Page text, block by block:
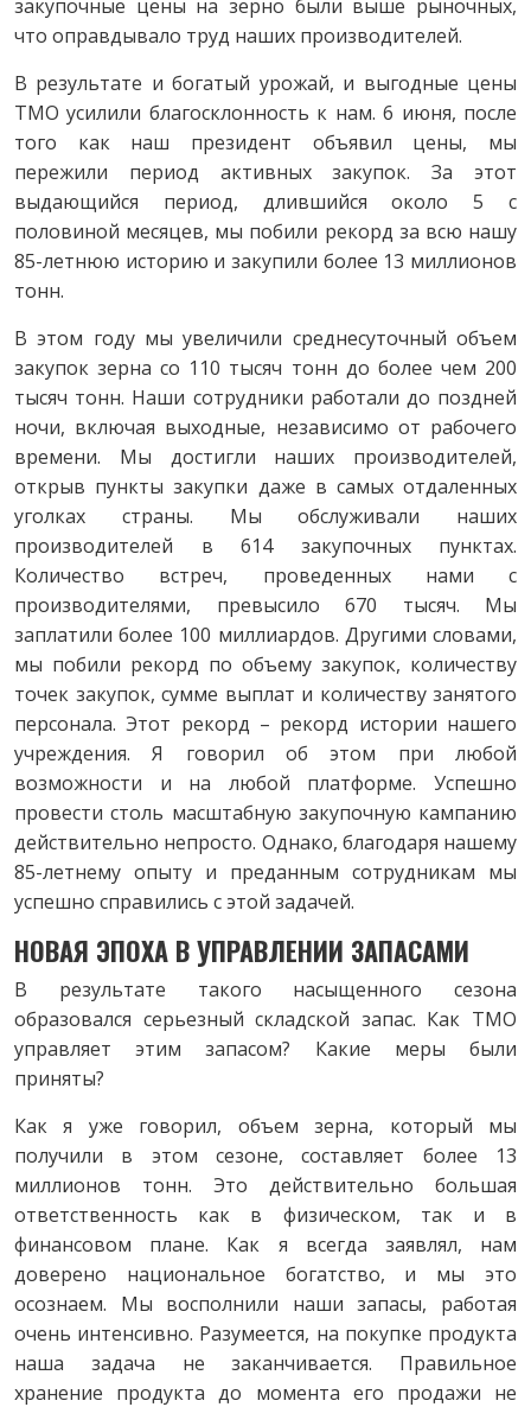
закупочные цены на зерно были выше рыночных,
что оправдывало труд наших производителей.
В результате и богатый урожай, и выгодные цены
ТМО усилили благосклонность к нам. 6 июня, после
того как наш президент объявил цены, мы
пережили период активных закупок. За этот
выдающийся период, длившийся около 5 с
половиной месяцев, мы побили рекорд за всю нашу
85-летнюю историю и закупили более 13 миллионов
тонн.
В этом году мы увеличили среднесуточный объем
закупок зерна со 110 тысяч тонн до более чем 200
тысяч тонн. Наши сотрудники работали до поздней
ночи, включая выходные, независимо от рабочего
времени. Мы достигли наших производителей,
открыв пункты закупки даже в самых отдаленных
уголках страны. Мы обслуживали наших
производителей в 614 закупочных пунктах.
Количество встреч, проведенных нами с
производителями, превысило 670 тысяч. Мы
заплатили более 100 миллиардов. Другими словами,
мы побили рекорд по объему закупок, количеству
точек закупок, сумме выплат и количеству занятого
персонала. Этот рекорд – рекорд истории нашего
учреждения. Я говорил об этом при любой
возможности и на любой платформе. Успешно
провести столь масштабную закупочную кампанию
действительно непросто. Однако, благодаря нашему
85-летнему опыту и преданным сотрудникам мы
успешно справились с этой задачей.
НОВАЯ ЭПОХА В УПРАВЛЕНИИ ЗАПАСАМИ
В результате такого насыщенного сезона
образовался серьезный складской запас. Как TMO
управляет этим запасом? Какие меры были
приняты?
Как я уже говорил, объем зерна, который мы
получили в этом сезоне, составляет более 13
миллионов тонн. Это действительно большая
ответственность как в физическом, так и в
финансовом плане. Как я всегда заявлял, нам
доверено национальное богатство, и мы это
осознаем. Мы восполнили наши запасы, работая
очень интенсивно. Разумеется, на покупке продукта
наша задача не заканчивается. Правильное
хранение продукта до момента его продажи не